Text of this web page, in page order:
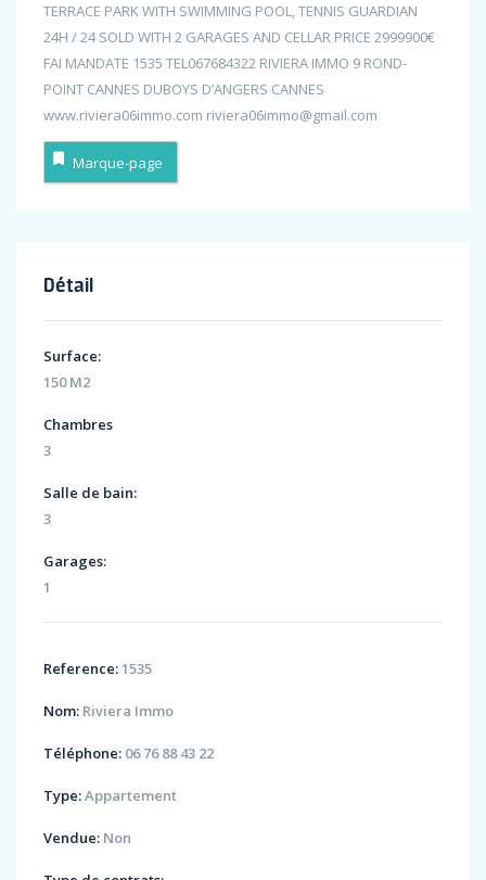
TERRACE PARK WITH SWIMMING POOL, TENNIS GUARDIAN
24H / 24 SOLD WITH 2 GARAGES AND CELLAR PRICE 2999900€
FAI MANDATE 1535 TEL067684322 RIVIERA IMMO 9 ROND-
POINT CANNES DUBOYS D’ANGERS CANNES
www.riviera06immo.com riviera06immo@gmail.com
Marque-page
Détail
Surface:
150 M2
Chambres
3
Salle de bain:
3
Garages:
1
Reference: 1535
Nom: Riviera Immo
Téléphone: 06 76 88 43 22
Type:Appartement
Vendue: Non